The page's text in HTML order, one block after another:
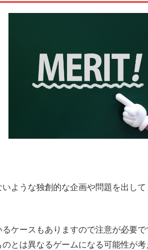
ような独創的な企画や問題を出して
ケースもありますので注意が必要で
とは異なるゲームになる可能性が